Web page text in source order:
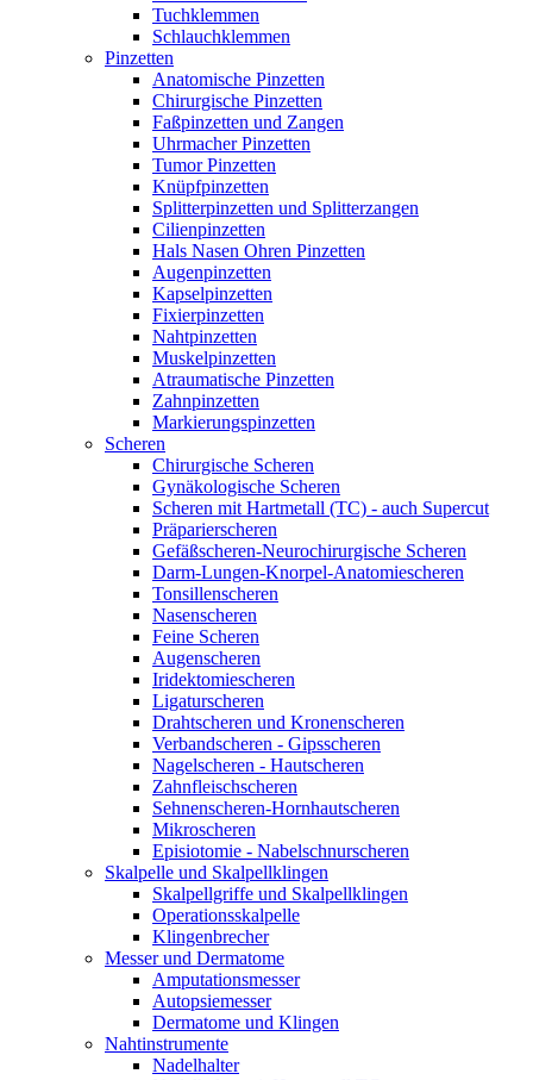
Tuchklemmen
Schlauchklemmen
Pinzetten
Anatomische Pinzetten
Chirurgische Pinzetten
Faßpinzetten und Zangen
Uhrmacher Pinzetten
Tumor Pinzetten
Knüpfpinzetten
Splitterpinzetten und Splitterzangen
Cilienpinzetten
Hals Nasen Ohren Pinzetten
Augenpinzetten
Kapselpinzetten
Fixierpinzetten
Nahtpinzetten
Muskelpinzetten
Atraumatische Pinzetten
Zahnpinzetten
Markierungspinzetten
Scheren
Chirurgische Scheren
Gynäkologische Scheren
Scheren mit Hartmetall (TC) - auch Supercut
Präparierscheren
Gefäßscheren-Neurochirurgische Scheren
Darm-Lungen-Knorpel-Anatomiescheren
Tonsillenscheren
Nasenscheren
Feine Scheren
Augenscheren
Iridektomiescheren
Ligaturscheren
Drahtscheren und Kronenscheren
Verbandscheren - Gipsscheren
Nagelscheren - Hautscheren
Zahnfleischscheren
Sehnenscheren-Hornhautscheren
Mikroscheren
Episiotomie - Nabelschnurscheren
Skalpelle und Skalpellklingen
Skalpellgriffe und Skalpellklingen
Operationsskalpelle
Klingenbrecher
Messer und Dermatome
Amputationsmesser
Autopsiemesser
Dermatome und Klingen
Nahtinstrumente
Nadelhalter